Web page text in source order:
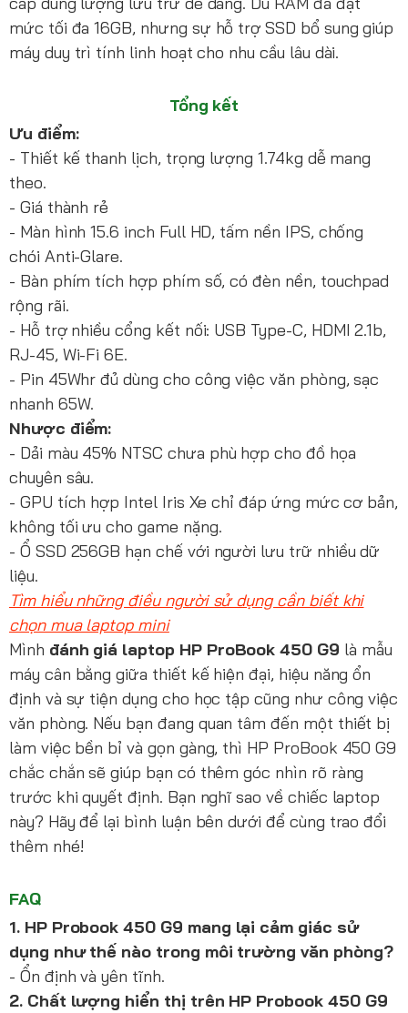
mức tối đa 16GB, nhưng sự hỗ trợ SSD bổ sung giúp
máy duy trì tính linh hoạt cho nhu cầu lâu dài.
Tổng kết
Ưu điểm:
- Thiết kế thanh lịch, trọng lượng 1.74kg dễ mang
theo.
- Giá thành rẻ
- Màn hình 15.6 inch Full HD, tấm nền IPS, chống
chói Anti-Glare.
- Bàn phím tích hợp phím số, có đèn nền, touchpad
rộng rãi.
- Hỗ trợ nhiều cổng kết nối: USB Type-C, HDMI 2.1b,
RJ-45, Wi-Fi 6E.
- Pin 45Whr đủ dùng cho công việc văn phòng, sạc
nhanh 65W.
Nhược điểm:
- Dải màu 45% NTSC chưa phù hợp cho đồ họa
chuyên sâu.
- GPU tích hợp Intel Iris Xe chỉ đáp ứng mức cơ bản,
không tối ưu cho game nặng.
- Ổ SSD 256GB hạn chế với người lưu trữ nhiều dữ
liệu.
Tìm hiểu những điều người sử dụng cần biết khi
chọn mua laptop mini
Mình đánh giá laptop HP ProBook 450 G9 là mẫu
máy cân bằng giữa thiết kế hiện đại, hiệu năng ổn
định và sự tiện dụng cho học tập cũng như công việc
văn phòng. Nếu bạn đang quan tâm đến một thiết bị
làm việc bền bỉ và gọn gàng, thì HP ProBook 450 G9
chắc chắn sẽ giúp bạn có thêm góc nhìn rõ ràng
trước khi quyết định. Bạn nghĩ sao về chiếc laptop
này? Hãy để lại bình luận bên dưới để cùng trao đổi
thêm nhé!
FAQ
1. HP Probook 450 G9 mang lại cảm giác sử
dụng như thế nào trong môi trường văn phòng?
- Ổn định và yên tĩnh.
2. Chất lượng hiển thị trên HP Probook 450 G9